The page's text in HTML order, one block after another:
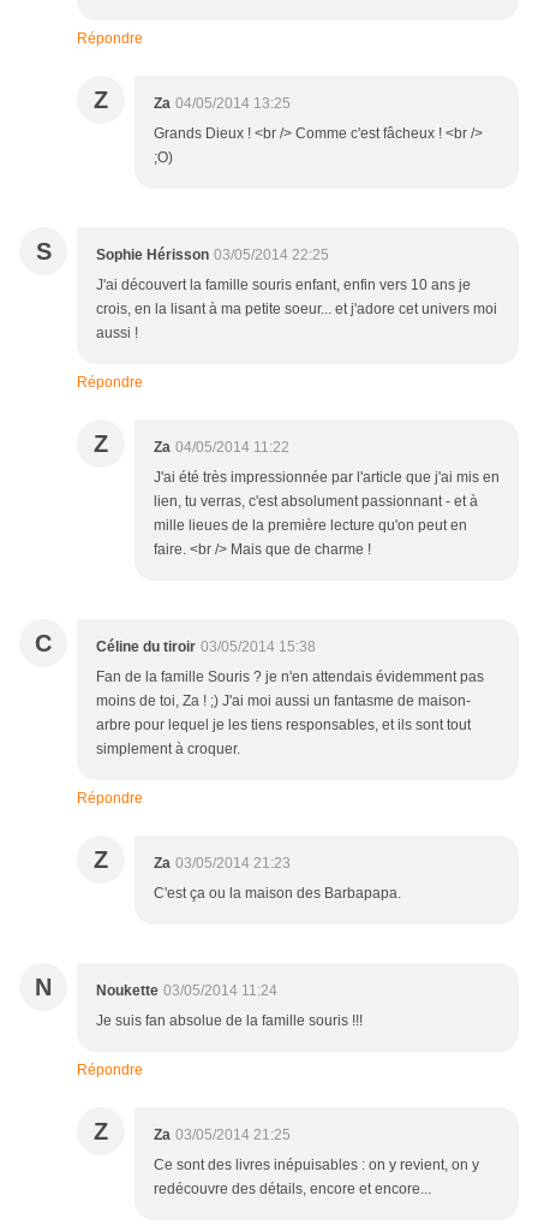
Répondre
Z Za 04/05/2014 13:25
Grands Dieux ! <br /> Comme c'est fâcheux ! <br />
;O)
S Sophie Hérisson 03/05/2014 22:25
J'ai découvert la famille souris enfant, enfin vers 10 ans je
crois, en la lisant à ma petite soeur... et j'adore cet univers moi
aussi !
Répondre
Z Za 04/05/2014 11:22
J'ai été très impressionnée par l'article que j'ai mis en
lien, tu verras, c'est absolument passionnant - et à
mille lieues de la première lecture qu'on peut en
faire. <br /> Mais que de charme !
C Céline du tiroir 03/05/2014 15:38
Fan de la famille Souris ? je n'en attendais évidemment pas
moins de toi, Za ! ;) J'ai moi aussi un fantasme de maison-
arbre pour lequel je les tiens responsables, et ils sont tout
simplement à croquer.
Répondre
Z Za 03/05/2014 21:23
C'est ça ou la maison des Barbapapa.
N Noukette 03/05/2014 11:24
Je suis fan absolue de la famille souris !!!
Répondre
Z Za 03/05/2014 21:25
Ce sont des livres inépuisables : on y revient, on y
redécouvre des détails, encore et encore...